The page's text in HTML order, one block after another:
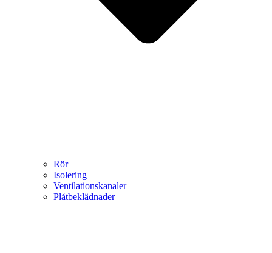
Rör
Isolering
Ventilationskanaler
Plåtbeklädnader